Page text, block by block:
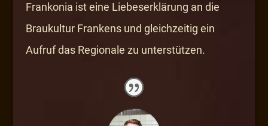
Frankonia ist eine Liebeserklärung an die
Braukultur Frankens und gleichzeitig ein
Aufruf das Regionale zu unterstützen.